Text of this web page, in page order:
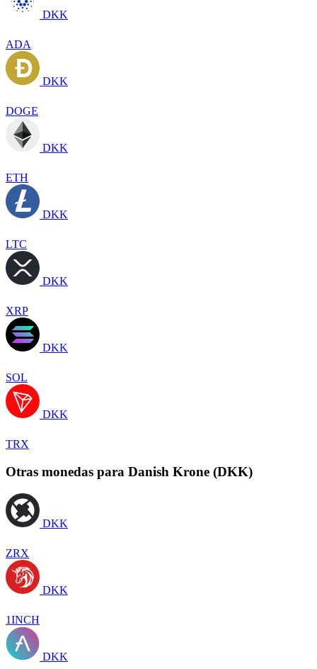
DKK
ADA
DKK
DOGE
DKK
ETH
DKK
LTC
DKK
XRP
DKK
SOL
DKK
TRX
Otras monedas para Danish Krone (DKK)
DKK
ZRX
DKK
1INCH
DKK